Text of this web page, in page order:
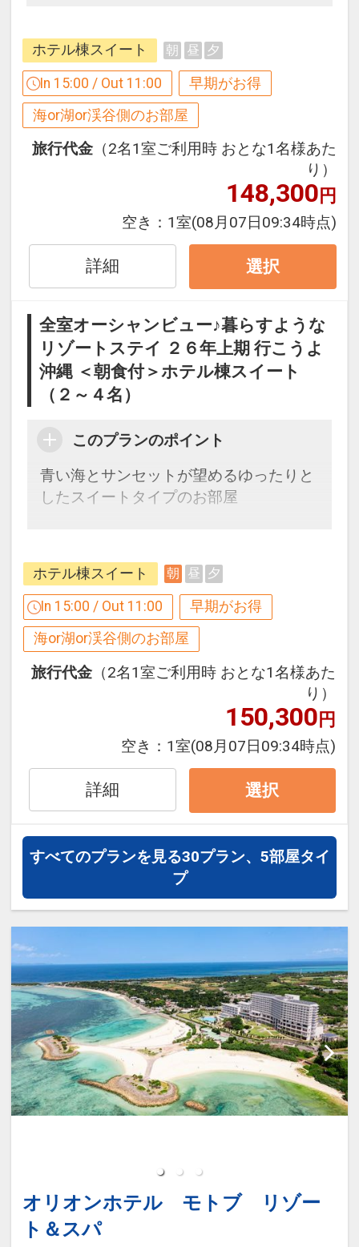
込割引がございます
ご宿泊の１２０日前までにお申し込みに
なると
１泊につきおひとり様２，０００円引
※早期申込期間を過ぎてからの変更（人
数の内訳・客室タイプ・食事条件・プラ
ン・氏名・人員・泊数の増減等の変更）
があった場合、早期申込割引は適用され
※他の割引との併用はできません。
※割引適用後のご旅行代金は、カレンダ
「空室照会結果確認画面」でご確認くだ
さい。
【９０日前までの申込がお得】早期申込
割引がございます
ご宿泊の９０日前までにお申し込みにな
ると
１泊につきおひとり様１，５００円引
があった場合、早期申込割引は適用され
ません。
※他の割引との併用はできません。
※割引適用後のご旅行代金は、カレンダ
ーからお進みいただいた後表示される
「空室照会結果確認画面」でご確認くだ
【６０日前までの申込がお得】早期申込
割引がございます
ご宿泊の６０日前までにお申し込みにな
ると
１泊につきおひとり様１，０００円引
※早期申込期間を過ぎてからの変更（人
数の内訳・客室タイプ・食事条件・プラ
ン・氏名・人員・泊数の増減等の変更）
ません。
※他の割引との併用はできません。
※割引適用後のご旅行代金は、カレンダ
ーからお進みいただいた後表示される
「空室照会結果確認画面」でご確認くだ
さい。
ホテルポイント
●屋外プール・フィットネスジム・Ｗｉ
ホテル棟スイート 朝 昼 夕
In 15:00 / Out 11:00
早期がお得
海or湖or渓谷側のお部屋
旅行代金 （2名1室ご利用時 おとな1名様あた
り）
148,300円
空き： 1室(08月07日09:34時点)
詳細 選択
全室オーシャンビュー♪暮らすような
リゾートステイ ２６年上期 行こうよ
沖縄 ＜朝食付＞ホテル棟スイート
（２～４名）
このプランのポイント
青い海とサンセットが望めるゆったりと
したスイートタイプのお部屋
込割引がございます
ご宿泊の１２０日前までにお申し込みに
なると
１泊につきおひとり様２，０００円引
※早期申込期間を過ぎてからの変更（人
数の内訳・客室タイプ・食事条件・プラ
ン・氏名・人員・泊数の増減等の変更）
があった場合、早期申込割引は適用され
※他の割引との併用はできません。
※割引適用後のご旅行代金は、カレンダ
さい。
【９０日前までの申込がお得】早期申込
割引がございます
ご宿泊の９０日前までにお申し込みにな
ると
１泊につきおひとり様１，５００円引
※早期申込期間を過ぎてからの変更（人
数の内訳・客室タイプ・食事条件・プラ
ン・氏名・人員・泊数の増減等の変更）
があった場合、早期申込割引は適用され
※割引適用後のご旅行代金は、カレンダ
ーからお進みいただいた後表示される
「空室照会結果確認画面」でご確認くだ
さい。
ホテル棟スイート 朝 昼 夕
In 15:00 / Out 11:00
早期がお得
海or湖or渓谷側のお部屋
旅行代金 （2名1室ご利用時 おとな1名様あた
り）
150,300円
空き： 1室(08月07日09:34時点)
詳細 選択
すべてのプランを見る30プラン、5部屋タイ
プ
オリオンホテル モトブ リゾー
ト＆スパ